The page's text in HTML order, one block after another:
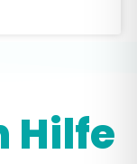
Hilfe